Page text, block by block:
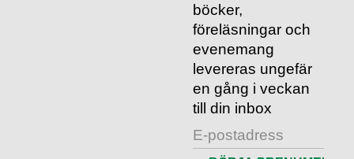
böcker,
föreläsningar och
evenemang
levereras ungefär
en gång i veckan
till din inbox